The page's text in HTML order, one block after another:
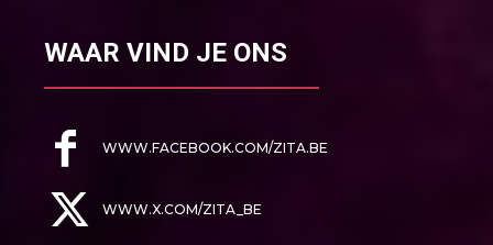
WAAR VIND JE ONS
WWW.FACEBOOK.COM/ZITA.BE
WWW.X.COM/ZITA_BE